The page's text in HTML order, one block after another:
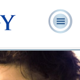
gestellte
Fragen
Bücher